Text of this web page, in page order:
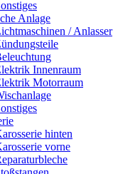
Anlage
/ Anlasser
Innenraum
Motorraum
hinten
vorne